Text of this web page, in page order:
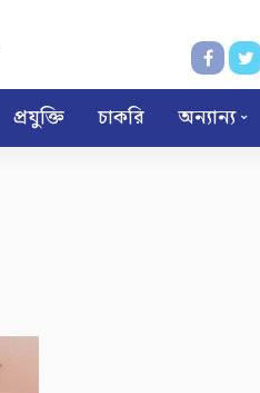
প্রযুক্তি চাকরি অন্যান্য